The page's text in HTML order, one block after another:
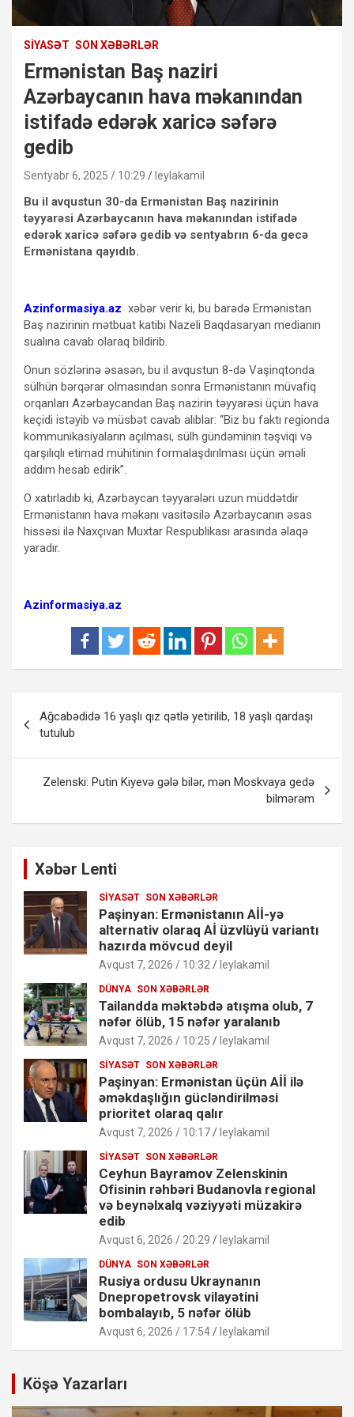
SIYASƏT SON XƏBƏRLƏR
Ermənistan Baş naziri
Azərbaycanın hava məkanından
istifadə edərək xaricə səfərə
gedib
Sentyabr 6, 2025 / 10:29 leylakamil
Bu il avqustun 30-da Ermənistan Baş nazirinin
təyyarəsi Azərbaycanın hava məkanından istifadə
edərək xaricə səfərə gedib və sentyabrın 6-da gecə
Ermənistana qayıdıb.
Azinformasiya.az xəbər verir ki, bu barədə Ermənistan
Baş nazirinin mətbuat katibi Nazeli Baqdasaryan medianın
sualına cavab olaraq bildirib.
Onun sözlərinə əsasən, bu il avqustun 8-də Vaşinqtonda
sülhün bərqərar olmasından sonra Ermənistanın müvafiq
orqanları Azərbaycandan Baş nazirin təyyarəsi üçün hava
keçidi istəyib və müsbət cavab alıblar: “Biz bu faktı regionda
kommunikasiyaların açılması, sülh gündəminin təşviqi və
qarşılıqlı etimad mühitinin formalaşdırılması üçün əməli
addım hesab edirik”.
O xatırladıb ki, Azərbaycan təyyarələri uzun müddətdir
Ermənistanın hava məkanı vasitəsilə Azərbaycanın əsas
hissəsi ilə Naxçıvan Muxtar Respublikası arasında əlaqə
yaradır.
Azinformasiya.az
naviqasiyası
Ağcabədidə 16 yaşlı qız qətlə yetirilib, 18 yaşlı qardaşı
tutulub
Zelenski: Putin Kiyevə gələ bilər, mən Moskvaya gedə
bilmərəm
Xəbər Lenti
SIYASƏT SON XƏBƏRLƏR
Paşinyan: Ermənistanın Aİİ-yə
alternativ olaraq Aİ üzvlüyü variantı
hazırda mövcud deyil
Avqust 7, 2026 / 10:32 leylakamil
DÜNYA SON XƏBƏRLƏR
Tailandda məktəbdə atışma olub, 7
nəfər ölüb, 15 nəfər yaralanıb
Avqust 7, 2026 / 10:25 leylakamil
SIYASƏT SON XƏBƏRLƏR
Paşinyan: Ermənistan üçün Aİİ ilə
əməkdaşlığın gücləndirilməsi
prioritet olaraq qalır
Avqust 7, 2026 / 10:17 leylakamil
SIYASƏT SON XƏBƏRLƏR
Ceyhun Bayramov Zelenskinin
Ofisinin rəhbəri Budanovla regional
və beynəlxalq vəziyyəti müzakirə
edib
Avqust 6, 2026 / 20:29 leylakamil
DÜNYA SON XƏBƏRLƏR
Rusiya ordusu Ukraynanın
Dnepropetrovsk vilayətini
bombalayıb, 5 nəfər ölüb
Avqust 6, 2026 / 17:54 leylakamil
Köşə Yazarları